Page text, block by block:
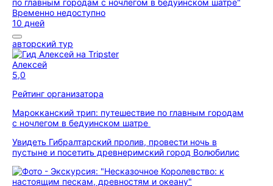
Временно недоступно
10 дней
авторский тур
Алексей
5,0
Рейтинг организатора
Марокканский трип: путешествие по главным городам
с ночлегом в бедуинском шатре
Увидеть Гибралтарский пролив, провести ночь в
пустыне и посетить древнеримский город Волюбилис